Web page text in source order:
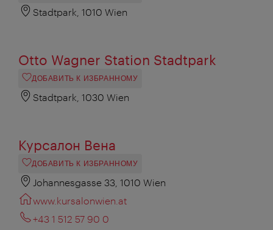
Stadtpark, 1010 Wien
Otto Wagner Station Stadtpark
ДОБАВИТЬ К ИЗБРАННОМУ
Stadtpark, 1030 Wien
Курсалон Вена
ДОБАВИТЬ К ИЗБРАННОМУ
Johannesgasse 33, 1010 Wien
www.kursalonwien.at
+43 1 512 57 90 0